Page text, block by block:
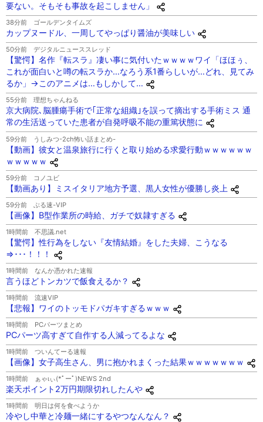
要ない。そもそも事故を起こしません」
38分前 ゴールデンタイムズ
カップヌードル、一周してやっぱり醤油が美味しい
50分前 デジタルニューススレッド
【驚愕】名作『転スラ』凄い事に気付いたｗｗｗｗワイ「ほほぅ、
これが面白いと噂の転スラか…なろう系1番らしいが…どれ、見てみ
るか」→このアニメは…もしかして…
55分前 理想ちゃんねる
京大病院､脳腫瘍手術で｢正常な組織｣を誤って摘出する手術ミス 通
常の生活送っていた患者が自発呼吸不能の重篤状態に
59分前 うしみつ-2ch怖い話まとめ-
【動画】彼女と温泉旅行に行くと取り始める求愛行動ｗｗｗｗｗｗ
ｗｗｗｗｗ
59分前 コノユビ
【動画あり】ミスイタリア地方予選、黒人女性が優勝し炎上
59分前 ぶる速-VIP
【画像】B型作業所の時給、ガチで奴隷すぎる
1時間前 不思議.net
【驚愕】性行為をしない『友情結婚』をした夫婦、こうなる
⇒･･･！！！
1時間前 なんか憑かれた速報
言うほどトンカツで飯食えるか？
1時間前 流速VIP
【悲報】ワイのトッモドパガキすぎるｗｗｗ
1時間前 PCパーツまとめ
PCパーツ高すぎて自作する人減ってるよな
1時間前 ついんてーる速報
【画像】女子高生さん、男に抱かれまくった結果ｗｗｗｗｗｗｗ
1時間前 ぁゃιぃ(*ﾟーﾟ)NEWS 2nd
楽天ポイント2万円期限切れしたんや
1時間前 明日は何を食べようか
冷やし中華と冷麺一緒にするやつなんなん？